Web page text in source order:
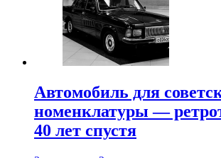
Автомобиль для
номенклатуры —
40 лет спустя